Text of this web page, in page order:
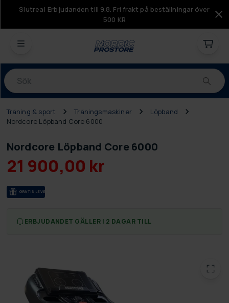
Slutrea! Erbjudanden till 9.8. Fri frakt på beställningar över
500 KR
Produkter
Träning & sport Träningsmaskiner
Löpband
Nordcore Löpband Core 6000
Nordcore Löpband Core 6000
21 900,00 kr
GRA­TIS LE­VE­RANS
ERBJUDANDET GÄLLER I 2 DAGAR TILL